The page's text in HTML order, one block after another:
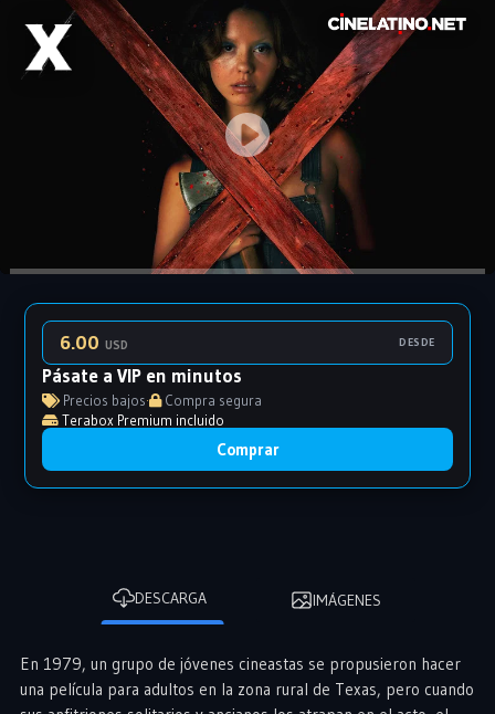
6.00USD DESDE
Pásate a VIP en minutos
Precios bajos·
Compra segura
Terabox Premium incluido
Comprar
DESCARGA IMÁGENES
En 1979, un grupo de jóvenes cineastas se propusieron hacer
una película para adultos en la zona rural de Texas, pero cuando